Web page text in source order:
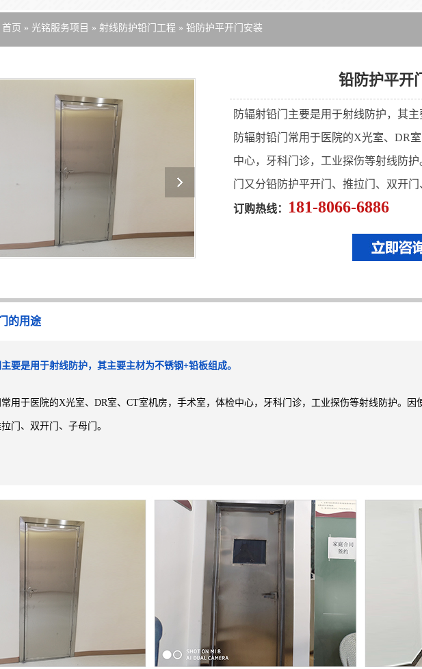
首页 » 光铭服务项目 » 射线防护铅门工程 » 铅防护平开门安装
铅防护平开
防辐射铅门主要是用于射线防护，其主
防辐射铅门常用于医院的X光室、DR
中心，牙科门诊，工业探伤等射线防
门又分铅防护平开门、推拉门、双开门
订购热线： 181-8066-6886
的用途
要是用于射线防护，其主要主材为不锈钢+铅板组成。
用于医院的X光室、DR室、CT室机房，手术室，体检中心，牙科门诊，工业探伤等射线防护。因
门、双开门、子母门。